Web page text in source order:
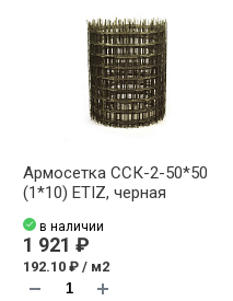
Армосетка ССК-2-50*50
(1*10) ETIZ, черная
в наличии
1 921 ₽
192.10 ₽ / м2